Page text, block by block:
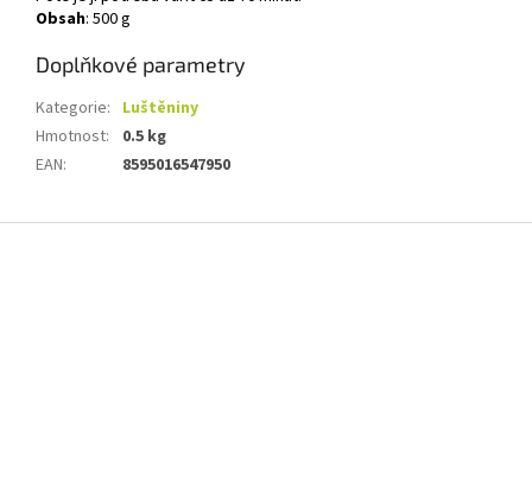
Obsah: 500 g
Doplňkové parametry
Kategorie: Luštěniny
Hmotnost:
0.5 kg
EAN: 8595016547950